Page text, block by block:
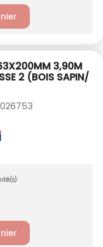
3,90M
2 (BOIS SAPIN/
026753